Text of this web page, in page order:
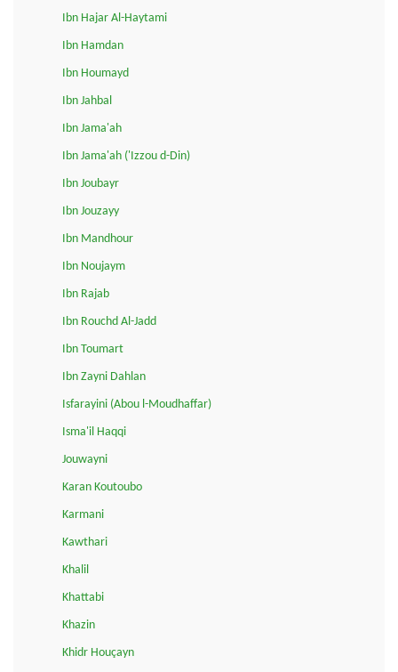
Ibn Hajar Al-Haytami
Ibn Hamdan
Ibn Houmayd
Ibn Jahbal
Ibn Jama'ah
Ibn Jama'ah ('Izzou d-Din)
Ibn Joubayr
Ibn Jouzayy
Ibn Mandhour
Ibn Noujaym
Ibn Rajab
Ibn Rouchd Al-Jadd
Ibn Toumart
Ibn Zayni Dahlan
Isfarayini (Abou l-Moudhaffar)
Isma'il Haqqi
Jouwayni
Karan Koutoubo
Karmani
Kawthari
Khalil
Khattabi
Khazin
Khidr Houçayn